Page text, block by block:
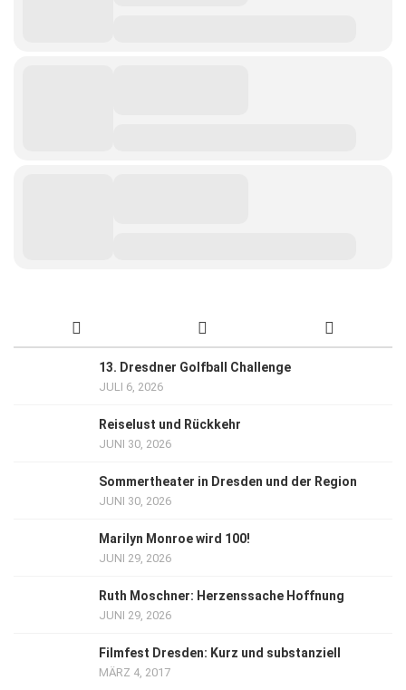
13. Dresdner Golfball Challenge
JULI 6, 2026
Reiselust und Rückkehr
JUNI 30, 2026
Sommertheater in Dresden und der Region
JUNI 30, 2026
Marilyn Monroe wird 100!
JUNI 29, 2026
Ruth Moschner: Herzenssache Hoffnung
JUNI 29, 2026
Filmfest Dresden: Kurz und substanziell
MÄRZ 4, 2017